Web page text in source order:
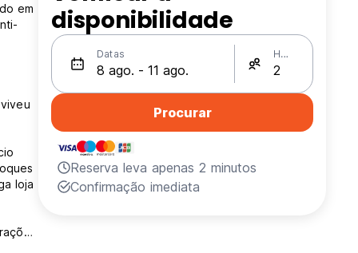
em
loja
disponibilidade
Datas Hóspedes
Procurar
Reserva leva apenas 2 minutos
Confirmação imediata